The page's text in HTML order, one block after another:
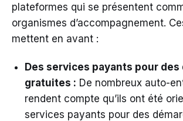
plateformes qui se présentent
organismes d’accompagnement.
mettent en avant :
Des services payants pour des
gratuites : De nombreux auto-
rendent compte qu’ils ont été
services payants pour des